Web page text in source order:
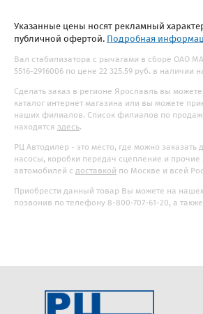
Указанные цены носят рекламный
публичной офертой. Подробная
Вал стабилизатора с рычагами в сборе ОАО
5516-2916006 по цене 22 325.59 руб. в наличии
Сделать заказ в регионе Ярославль вы
каталог интернет магазина или вы можете
наших филиалов. Список филиалов по
находятся здесь.
РЦ Автодилер - это место, где можно заказать
насосы, коробки передач сцепление и прочие
автомобилей с доставкой по Москве и всей
Приобрести данный товар Вы можете на
позвонив по телефону 8-800-707-61-20, а